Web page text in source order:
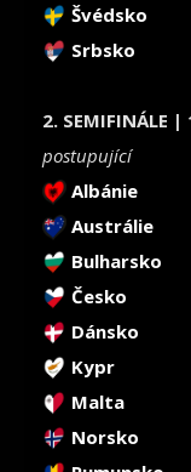
Švédsko
Srbsko
2. SEMIFINÁLE
postupující
Albánie
Austrálie
Bulharsko
Česko
Dánsko
Kypr
Malta
Norsko